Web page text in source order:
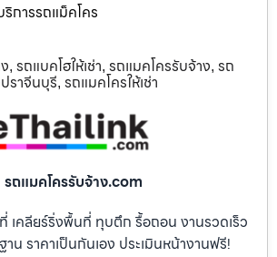
การรถแม็คโคร
, รถแบคโฮให้เช่า, รถแมคโครรับจ้าง, รถ
ราจีนบุรี, รถแมคโครให้เช่า
รถแมคโครรับจ้าง.com
เคลียร์ริ่งพื้นที่ ทุบตึก รื้อถอน งานรวดเร็ว
น ราคาเป็นกันเอง ประเมินหน้างานฟรี!